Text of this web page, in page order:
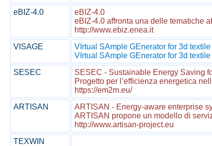
eBIZ-4.0
eBIZ-4.0
eBIZ-4.0 affronta una delle tematiche
http://www.ebiz.enea.it
VISAGE
VIrtual SAmple GEnerator for 3d
VIrtual SAmple GEnerator for 3d
SESEC
SESEC - Sustainable Energy Saving
Progetto per l’efficienza energetica
https://em2m.eu/
ARTISAN
ARTISAN - Energy-aware enterprise
ARTISAN propone un modello di
http://www.artisan-project.eu
TEXWIN